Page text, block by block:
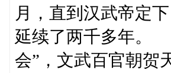
月，直到汉武帝定
延续了两千多年。
会”，文武百官朝贺